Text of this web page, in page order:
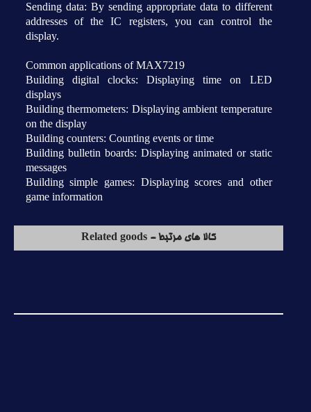
Sending data: By sending appropriate data to different
addresses of the IC registers, you can control the
display.
Common applications of MAX7219
Building digital clocks: Displaying time on LED
displays
Building thermometers: Displaying ambient temperature
on the display
Building counters: Counting events or time
Building bulletin boards: Displaying animated or static
messages
Building simple games: Displaying scores and other
game information
کالا های مرتبط - Related goods